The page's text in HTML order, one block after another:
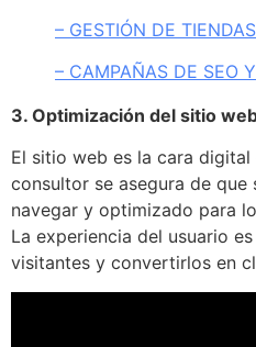
– GESTIÓN DE
– CAMPAÑAS DE SEO
3. Optimización del sitio
El sitio web es la cara digital
consultor se asegura de
navegar y optimizado para
La experiencia del usuario
visitantes y convertirlos en